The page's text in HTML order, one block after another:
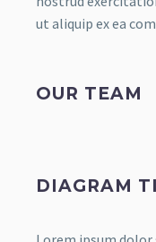
ut aliquip ex ea
OUR TEAM
DIAGRAM